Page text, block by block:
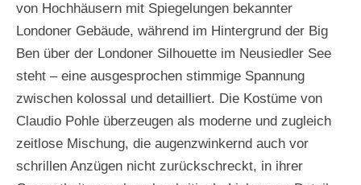
von Hochhäusern mit Spiegelungen bekannter
Londoner Gebäude, während im Hintergrund der Big
Ben über der Londoner Silhouette im Neusiedler See
steht – eine ausgesprochen stimmige Spannung
zwischen kolossal und detailliert. Die Kostüme von
Claudio Pohle überzeugen als moderne und zugleich
zeitlose Mischung, die augenzwinkernd auch vor
schrillen Anzügen nicht zurückschreckt, in ihrer